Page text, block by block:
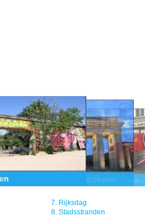
7. Rijksdag
8. Stadsstranden